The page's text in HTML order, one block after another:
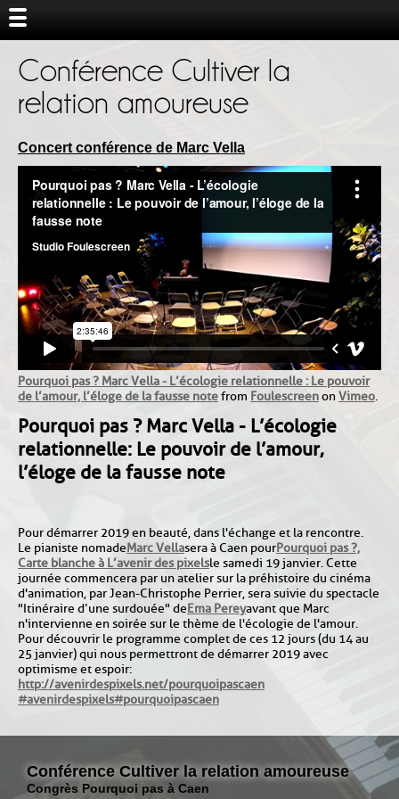
Conférence Cultiver la
relation amoureuse
Concert conférence de Marc Vella
Pourquoi pas ? Marc Vella - L’écologie relationnelle : Le pouvoir
de l’amour, l’éloge de la fausse notefrom FoulescreenonVimeo.
Pourquoi pas ? Marc Vella - L’écologie
relationnelle : Le pouvoir de l’amour,
l’éloge de la fausse note
Pour démarrer 2019 en beauté, dans l'échange et la rencontre.
Le pianiste nomadeMarc Vellasera à Caen pourPourquoi pas ?,
Carte blanche à L’avenir des pixelsle samedi 19 janvier. Cette
journée commencera par un atelier sur la préhistoire du cinéma
d'animation, par Jean-Christophe Perrier, sera suivie du spectacle
"Itinéraire d’une surdouée" deEma Pereyavant que Marc
n'intervienne en soirée sur le thème de l'écologie de l'amour.
Pour découvrir le programme complet de ces 12 jours (du 14 au
25 janvier) qui nous permettront de démarrer 2019 avec
optimisme et espoir :
http://avenirdespixels.net/pourquoipascaen
#avenirdespixels#pourquoipascaen
Conférence Cultiver la relation amoureuse
Congrès Pourquoi pas à Caen